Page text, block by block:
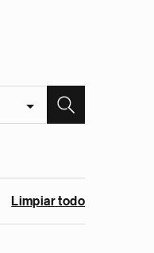
Limpiar todo